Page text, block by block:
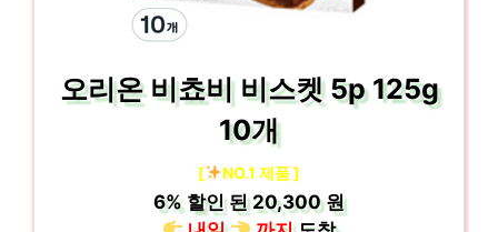
오리온 비쵸비 비스켓 5p 125g
10개
[ NO.1 제품 ]
6% 할인 된20,300 원